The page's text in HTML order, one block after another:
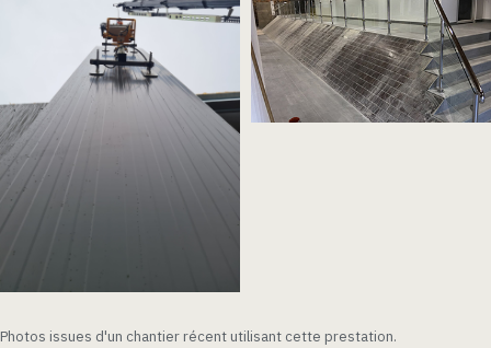
Photos issues d'un chantier récent utilisant cette prestation.